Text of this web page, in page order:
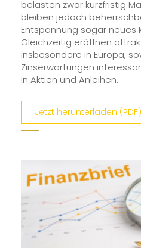
belasten zwar kurzfristig
bleiben jedoch
Entspannung sogar neues
Gleichzeitig eröffnen
insbesondere in Europa,
Zinserwartungen
in Aktien und Anleihen.
Jetzt herunterladen (PDF)